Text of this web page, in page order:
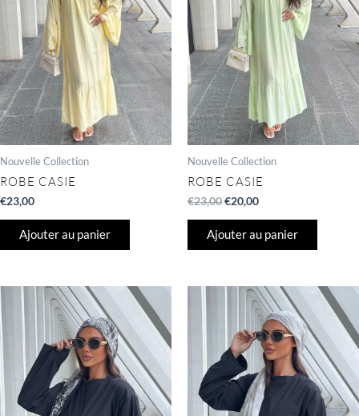
Nouvelle Collection
ROBE CASIE
€23,00
Ajouter au panier
Nouvelle Collection
ROBE CASIE
€23,00€20,00
Ajouter au panier